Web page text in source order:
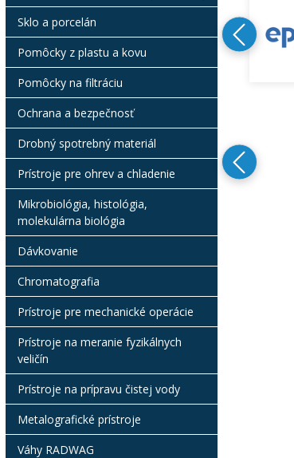
Sklo a porcelán
Pomôcky z plastu a kovu
Pomôcky na filtráciu
Ochrana a bezpečnosť
Drobný spotrebný materiál
Prístroje pre ohrev a chladenie
Mikrobiológia, histológia,
molekulárna biológia
Dávkovanie
Chromatografia
Prístroje pre mechanické operácie
Prístroje na meranie fyzikálnych
veličín
Prístroje na prípravu čistej vody
Metalografické prístroje
Váhy RADWAG